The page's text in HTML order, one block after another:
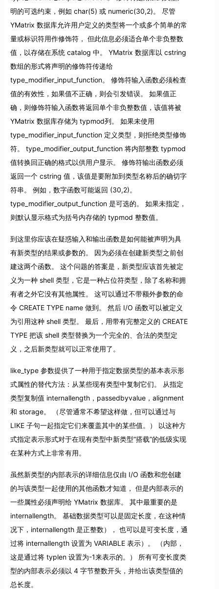
明的可选约束，例如 char(5) 或 numeric(30,2)。 尽管
YMatrix 数据库允许用户定义的类型将一个或多个简单的常
量或标识符用作修饰符， 但此信息必须适合单个非负整数
值，以存储在系统 catalog 中。 YMatrix 数据库以 cstring
数组的形式将声明的修饰符传递给
type_modifier_input_function。 修饰符输入函数必须检查
值的有效性，如果值不正确，则会引发错误。 如果值正
确，则修饰符输入函数将返回单个非负整数值，该值将被
YMatrix 数据库存储为 typmod列。 如果未使用
type_modifier_input_function 定义类型，则拒绝类型修饰
符。 type_modifier_output_function 将内部整数 typmod
值转换回正确的格式以供用户显示。 修饰符输出函数必须
返回一个 cstring 值，该值是要附加到类型名称后的确切字
符串。 例如，数字函数可能返回 (30,2)。
type_modifier_output_function 是可选的。 如果未指定，
则默认显示格式为括号内存储的 typmod 整数值。
到这里你应该在疑惑输入和输出函数是如何能被声明为具
有新类型的结果或参数的。 因为必须在创建新类型之前创
建这两个函数。 这个问题的答案是，新类型应该首先被定
义为一种 shell 类型，它是一种占位符类型，除了名称和拥
有者之外它没有其他属性。 这可以通过不带额外参数的命
令 CREATE TYPE name 做到。 然后 I/O 函数可以被定义
为引用这种 shell 类型。 最后，用带有完整定义的 CREATE
TYPE 把该 shell 类型替换为一个完全的、合法的类型定
义，之后新类型就可以正常使用了。
like_type 参数提供了一种用于指定数据类型的基本表示形
式属性的替代方法：从某些现有类型中复制它们。 从指定
类型复制值 internallength，passedbyvalue，alignment
和 storage。 （尽管通常不希望这样做，但可以通过与
LIKE 子句一起指定它们来覆盖其中的某些值。） 以这种方
式指定表示形式对于在现有类型中新类型“搭载”的低级实现
在某种方式上非常有用。
虽然新类型的内部表示的详细信息仅由 I/O 函数和您创建
的与该类型一起使用的其他函数才知道， 但是内部表示的
一些属性必须声明给 YMatrix 数据库。 其中最重要的是
internallength。 基础数据类型可以是固定长度，在这种情
况下，internallength 是正整数）， 也可以是可变长度，通
过将 internallength 设置为 VARIABLE 表示）。 （内部，
这是通过将 typlen 设置为-1来表示的。） 所有可变长度类
型的内部表示必须以 4 字节整数开头，并给出该类型值的
总长度。